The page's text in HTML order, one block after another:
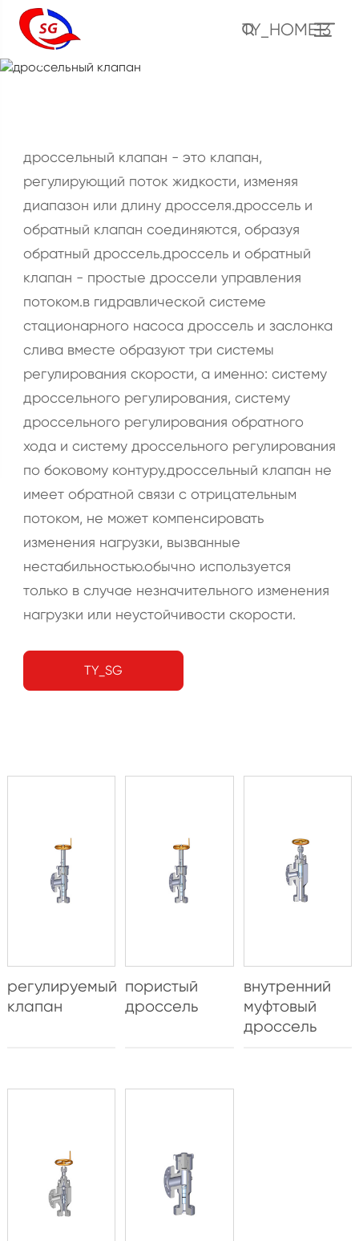
TY_HOME13
дроссельный клапан
дроссельный клапан - это клапан,
регулирующий поток жидкости, изменяя
диапазон или длину дросселя.дроссель и
обратный клапан соединяются, образуя
обратный дроссель.дроссель и обратный
клапан - простые дроссели управления
потоком.в гидравлической системе
стационарного насоса дроссель и заслонка
слива вместе образуют три системы
регулирования скорости, а именно: систему
дроссельного регулирования, систему
дроссельного регулирования обратного
хода и систему дроссельного регулирования
по боковому контуру.дроссельный клапан не
имеет обратной связи с отрицательным
потоком, не может компенсировать
изменения нагрузки, вызванные
нестабильностью.обычно используется
только в случае незначительного изменения
нагрузки или неустойчивости скорости.
TY_SG
регулируемый
клапан
пористый
дроссель
внутренний
муфтовый
дроссель